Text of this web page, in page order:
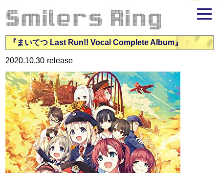
米倉千尋ファンサイト - Smilers Ring
『まいてつ Last Run!! Vocal Complete Album』
2020.10.30 release